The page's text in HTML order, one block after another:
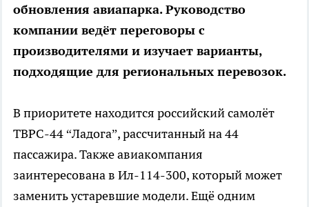
обновления авиапарка. Руководство
компании ведёт переговоры с
производителями и изучает варианты,
подходящие для региональных перевозок.
В приоритете находится российский самолёт
ТВРС-44 “Ладога”, рассчитанный на 44
пассажира. Также авиакомпания
заинтересована в Ил-114-300, который может
заменить устаревшие модели. Ещё одним